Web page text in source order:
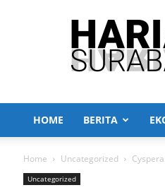
HOME BERITA
Home Uncategorized
Uncategorized